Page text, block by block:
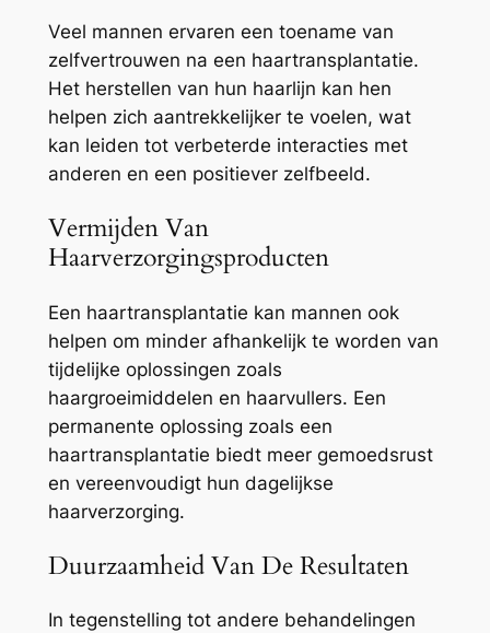
Veel mannen ervaren een toename van
zelfvertrouwen na een haartransplantatie.
Het herstellen van hun haarlijn kan hen
helpen zich aantrekkelijker te voelen, wat
kan leiden tot verbeterde interacties met
anderen en een positiever zelfbeeld.
Vermijden Van
Haarverzorgingsproducten
Een haartransplantatie kan mannen ook
helpen om minder afhankelijk te worden van
tijdelijke oplossingen zoals
haargroeimiddelen en haarvullers. Een
permanente oplossing zoals een
haartransplantatie biedt meer gemoedsrust
en vereenvoudigt hun dagelijkse
haarverzorging.
Duurzaamheid Van De Resultaten
In tegenstelling tot andere behandelingen